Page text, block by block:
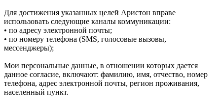
Для достижения указанных целей Аристон вправе
использовать следующие каналы коммуникации:
• по адресу электронной почты;
• по номеру телефона (SMS, голосовые вызовы,
мессенджеры);
Мои персональные данные, в отношении которых дается
данное согласие, включают: фамилию, имя, отчество, номер
телефона, адрес электронной почты, регион проживания,
населенный пункт.